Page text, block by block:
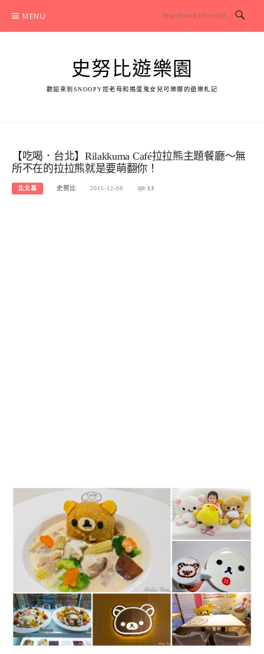
content
MENU
史努比遊樂園
歡迎來到SNOOPY控老母和搗蛋鬼女兒可樂娜的遊樂札記
【吃喝．台北】Rilakkuma Café拉拉熊主題餐廳～無
所不在的拉拉熊就是要萌翻你！
北北基 史努比 2015-12-08 13